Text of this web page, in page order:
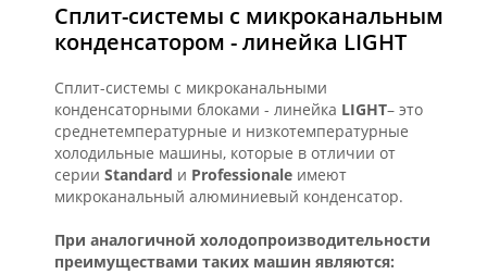
Сплит-системы с микроканальным
конденсатором - линейка LIGHT
Сплит-системы с микроканальными
конденсаторными блоками - линейка LIGHT– это
среднетемпературные и низкотемпературные
холодильные машины, которые в отличии от
серии Standard и Professionale имеют
микроканальный алюминиевый конденсатор.
При аналогичной холодопроизводительности
преимуществами таких машин являются: